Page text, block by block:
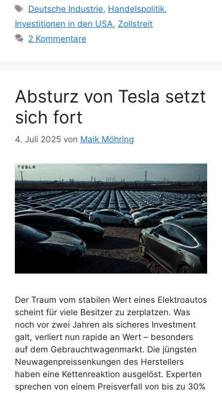
Schlagwörter
Deutsche Industrie, Handelspolitik,
Investitionen in den USA, Zollstreit
2 Kommentare
Absturz von Tesla setzt
sich fort
4. Juli 2025 von Maik Möhring
Der Traum vom stabilen Wert eines Elektroautos
scheint für viele Besitzer zu zerplatzen. Was
noch vor zwei Jahren als sicheres Investment
galt, verliert nun rapide an Wert – besonders
auf dem Gebrauchtwagenmarkt. Die jüngsten
Neuwagenpreissenkungen des Herstellers
haben eine Kettenreaktion ausgelöst. Experten
sprechen von einem Preisverfall von bis zu 30%